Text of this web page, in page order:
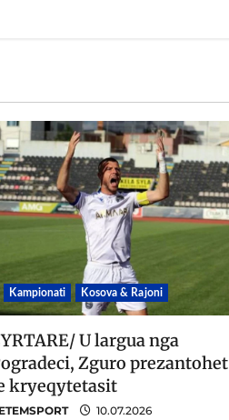
Kampionati Kosova & Rajoni
U largua nga
Zguro prezantohet
kryeqytetasit
10.07.2026